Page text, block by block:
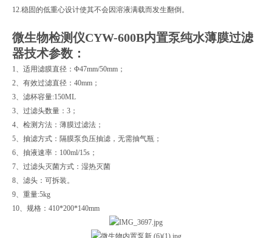
12.稳固的低重心设计使其不会因溶液满载而发生翻倒。
微生物检测仪CYW-600B内置泵纯水薄膜过滤
器技术参数：
1、适用滤膜直径：Φ47mm/50mm；
2、有效过滤直径：40mm；
3、滤杯容量:150ML
3、过滤头数量：3；
4、检测方法：薄膜过滤法；
5、抽滤方式：隔膜泵负压抽滤，无需抽气瓶；
6、抽液速率：100ml/15s；
7、过滤头灭菌方式：湿热灭菌
8、滤头：可拆装。
9、重量:5kg
10、规格：410*200*140mm